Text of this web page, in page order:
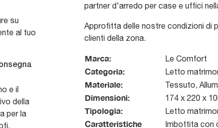
su
al tuo
e il
della
per la
partner d'arredo per case e uffici
Approfitta delle nostre condizioni di
clienti della zona.
Marca: Le Comfort
Categoria: Letto
Materiale: Tessuto,
Dimensioni: 174 x 220 x
Tipologia: Letto
Caratteristiche
Imbottita con